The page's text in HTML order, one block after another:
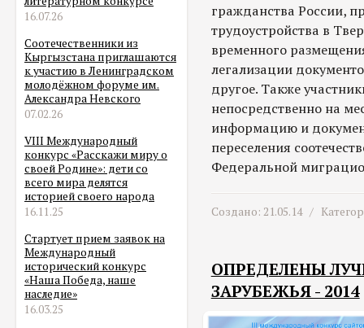
16.07.26
Соотечественники из
Кыргызстана приглашаются
к участию в Ленинградском
молодёжном форуме им.
Александра Невского
07.02.26
VIII Международный
конкурс «Расскажи миру о
своей Родине»: дети со
всего мира делятся
историей своего народа
16.11.25
Стартует прием заявок на
Международный
исторический конкурс
«Наша Победа, наше
наследие»
16.03.25
гражданства России,
трудоустройства в
временного
легализации
другое. Также
непосредственно на
информацию и
переселения
Федеральной
Создано: 21.05.14 /
ОПРЕДЕЛЕНЫ
ЗАРУБЕЖЬЯ - 2014